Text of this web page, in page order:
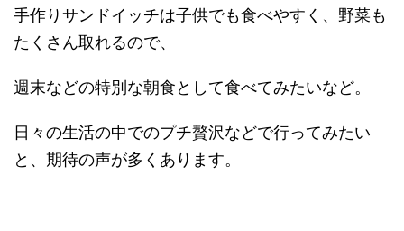
手作りサンドイッチは子供でも食べやすく、野菜も
たくさん取れるので、
週末などの特別な朝食として食べてみたいなど。
日々の生活の中でのプチ贅沢などで行ってみたい
と、期待の声が多くあります。